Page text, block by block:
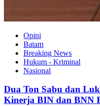
Opini
Batam
Breaking News
Hukum - Kriminal
Nasional
Dua Ton Sabu dan
Kinerja BIN dan BNN